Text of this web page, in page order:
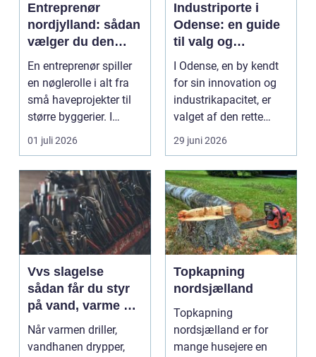
Entreprenør
nordjylland: sådan
vælger du den
rette
samarbejdspartner
til dit byggeri
En entreprenør spiller
en nøglerolle i alt fra
små haveprojekter til
større byggerier. I
Nordjylland...
01 juli 2026
Industriporte i
Odense: en guide
til valg og
installation
I Odense, en by kendt
for sin innovation og
industrikapacitet, er
valget af den rette
industriport a...
29 juni 2026
Vvs slagelse
sådan får du styr
på vand, varme og
energi i din bolig
Når varmen driller,
vandhanen drypper,
Topkapning
nordsjælland
Topkapning
nordsjælland er for
mange husejere en